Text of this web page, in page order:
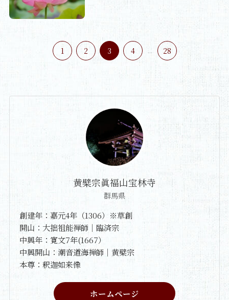
1 2 3 4 ... 28
黄檗宗眞福山宝林寺
群馬県
創建年：嘉元4年（1306）※草創
開山：大拙祖能禅師｜臨済宗
中興年：寛文7年(1667）
中興開山：潮音道海禅師｜黄檗宗
本尊：釈迦如来像
ホームページ